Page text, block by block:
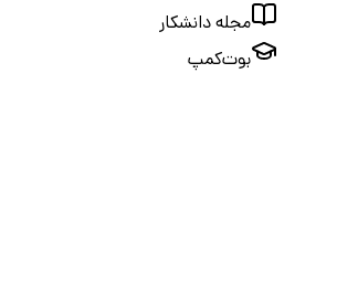
مجله دانشکار
بوت‌کمپ